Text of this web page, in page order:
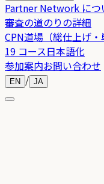
Partner Network につ
審査の道のりの詳細
CPN道場（総仕上げ・
19 コース日本語化
参加案内お問い合わせ
EN / JA